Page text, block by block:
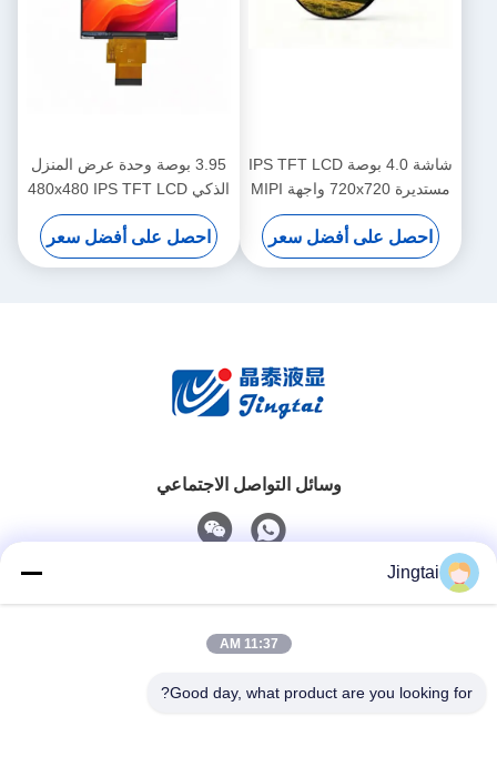
شاشة 4.0 بوصة IPS TFT LCD
مستديرة 720x720 واجهة MIPI
لعرض المنزل الذكي
احصل على أفضل سعر
3.95 بوصة وحدة عرض المنزل
الذكي 480x480 IPS TFT LCD
شاشة MIPI
احصل على أفضل سعر
وسائل التواصل الاجتماعي
0086-755-27491128
Jingtai
11:37 AM
Good day, what product are you looking for?